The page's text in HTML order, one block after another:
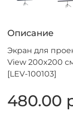
Описание
Экран для
View 200x200
[LEV-100103]
480.00